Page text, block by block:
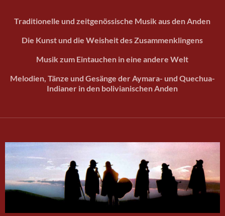
Traditionelle und zeitgenössische Musik aus den Anden
Die Kunst und die Weisheit des Zusammenklingens
Musik zum Eintauchen in eine andere Welt
Melodien, Tänze und Gesänge der Aymara- und Quechua-
Indianer in den bolivianischen Anden